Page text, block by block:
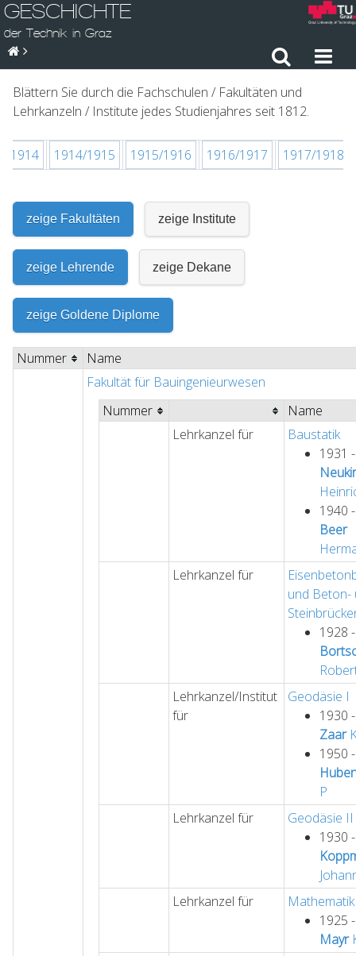
GESCHICHTE
der Technik in Graz
Blättern Sie durch die Fachschulen / Fakultäten und
Lehrkanzeln / Institute jedes Studienjahres seit 1812.
1914 1914/1915 1915/1916 1916/1917 1917/1918
zeige Fakultäten zeige Institute
zeige Lehrende zeige Dekane
zeige Goldene Diplome
Nummer
Name
Fakultät für Bauingenieurwesen
Nummer
Name
Lehrkanzel für
Baustatik
1931
1940
Beer
Lehrkanzel für
und Beton-
1928
Lehrkanzel/Institut
für
Geodäsie I
1930
Zaar
1950
P
Lehrkanzel für
Geodäsie II
1930
Lehrkanzel für
1925
Mayr